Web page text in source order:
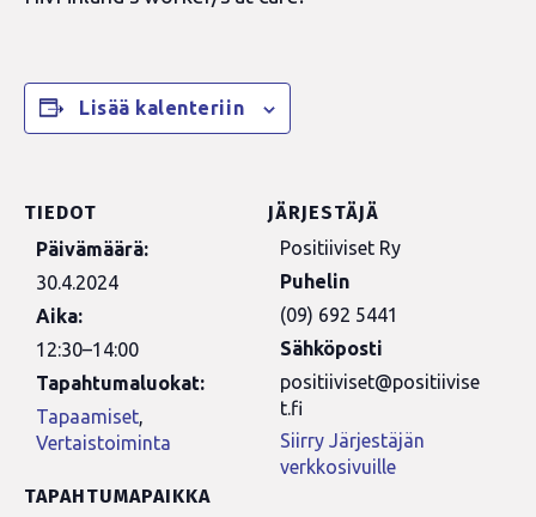
Lisää kalenteriin
TIEDOT
Päivämäärä:
30.4.2024
Aika:
12:30–14:00
Tapahtumaluokat:
Tapaamiset,
Vertaistoiminta
TAPAHTUMAPAIKKA
JÄRJESTÄJÄ
Positiiviset Ry
Puhelin
(09) 692 5441
Sähköposti
positiiviset@positiivise
t.fi
Siirry Järjestäjän
verkkosivuille